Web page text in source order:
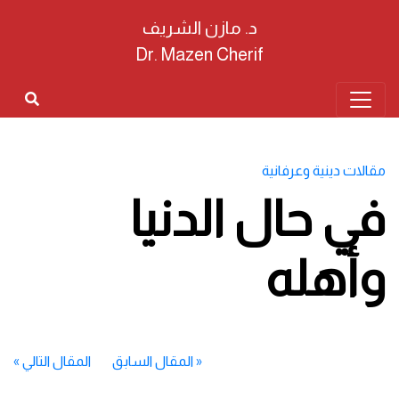
د. مازن الشريف
Dr. Mazen Cherif
مقالات دينية وعرفانية
في حال الدنيا
وأهله
«المقال السابق المقال التالي »